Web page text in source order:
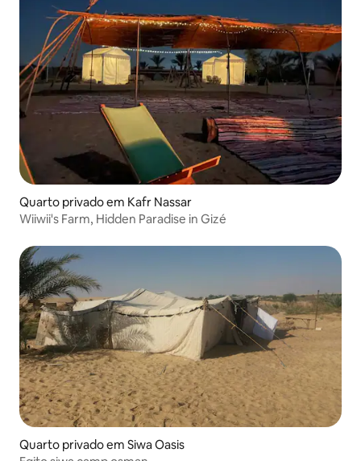
Quarto privado em Kafr Nassar
Wiiwii's Farm, Hidden Paradise in Gizé
Quarto privado em Siwa Oasis